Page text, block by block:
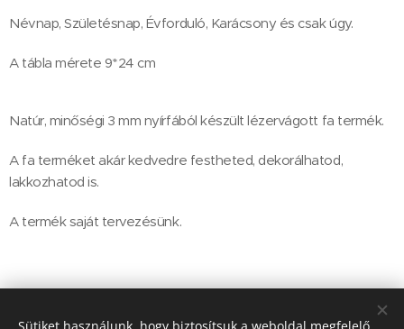
Névnap, Születésnap, Évforduló, Karácsony és csak úgy.
A tábla mérete 9*24 cm
Natúr, minőségi 3 mm nyírfából készült lézervágott fa termék.
A fa terméket akár kedvedre festheted, dekorálhatod,
lakkozhatod is.
A termék saját tervezésünk.